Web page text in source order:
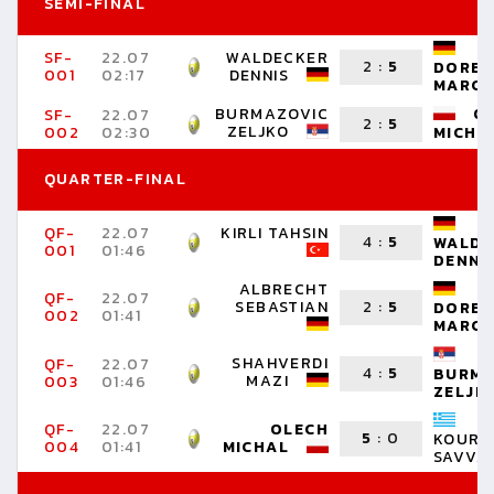
SF-
001
22.07
02:17
WALDECKER
DENNIS 2 : 5
SF-
002
22.07
02:30
BURMAZOVIC
ZELJKO 2 : 5
QUARTER-FINAL
QF-
001
22.07
01:46
KIRLI TAHSIN 4 : 5
QF-
002
22.07
01:41
ALBRECHT
SEBASTIAN 2 : 5
QF-
003
22.07
01:46
SHAHVERDI
MAZI 4 : 5
QF-
004
22.07
01:41
OLECH
MICHAL 5 : 0